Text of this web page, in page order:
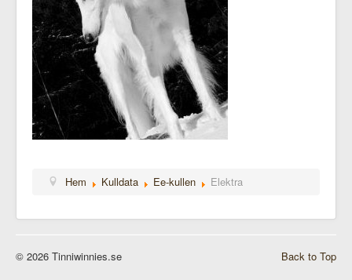
Hem Kulldata Ee-kullen Elektra
Back to Top
© 2026 Tinniwinnies.se